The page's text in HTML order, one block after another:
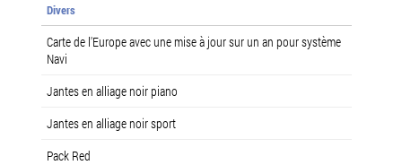
Divers
Carte de l'Europe avec une mise à jour sur un an pour système
Navi
Jantes en alliage noir piano
Jantes en alliage noir sport
Pack Red